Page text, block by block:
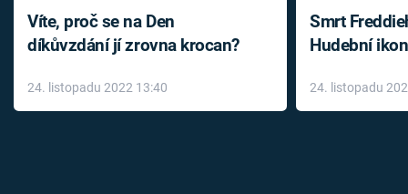
Víte, proč se na Den
díkůvzdání jí zrovna krocan?
24. listopadu 2022 13:40
Smrt
Hudební
léky
24. listopadu